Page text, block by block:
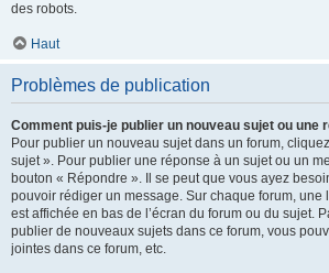
des robots.
Haut
Problèmes de publication
Comment puis-je publier un nouveau sujet ou une
Pour publier un nouveau sujet dans un forum,
sujet ». Pour publier une réponse à un sujet ou un
bouton « Répondre ». Il se peut que vous ayez
pouvoir rédiger un message. Sur chaque forum, une
est affichée en bas de l’écran du forum ou du sujet.
publier de nouveaux sujets dans ce forum, vous
jointes dans ce forum, etc.